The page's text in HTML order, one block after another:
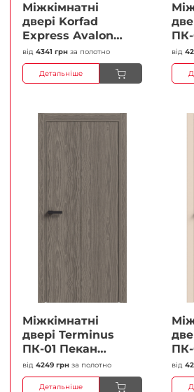
Міжкімнатні
двері Korfad
Express Avalon
Білий мат
Кристал
Антискретч
від 4341 грн за полотно
Детальніше
ПК-
від
Міжкімнатні
двері Terminus
ПК-01 Пекан
Глухі Плівка
від 4249 грн за полотно
Детальніше
ПК-
від